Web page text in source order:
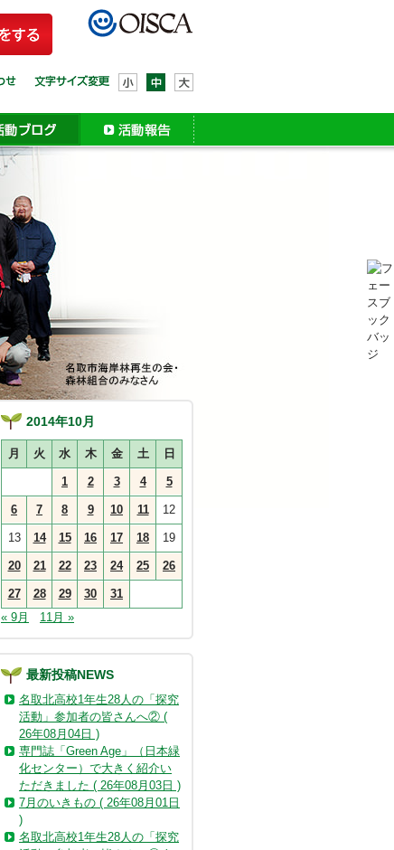
2014年10月
月 火 水 木 金 土 日
1 2 3 4 5
6 7 8 9 10 11 12
13 14 15 16 17 18 19
20 21 22 23 24 25 26
27 28 29 30
31
« 9月
11月 »
最新投稿NEWS
名取北高校1年生28人の「探究
活動」参加者の皆さんへ② (
26年08月04日 )
専門誌「Green Age」（日本緑
化センター）で大きく紹介い
ただきました ( 26年08月03日 )
7月のいきもの ( 26年08月01日
)
名取北高校1年生28人の「探究